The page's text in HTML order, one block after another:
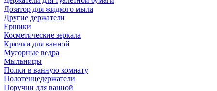
Дозатор для жидкого мыла
Другие держатели
Ершики
Косметические зеркала
Крючки для ванной
Мусорные ведра
Мыльницы
Полки в ванную комнату
Полотенцедержатели
Поручни для ванной